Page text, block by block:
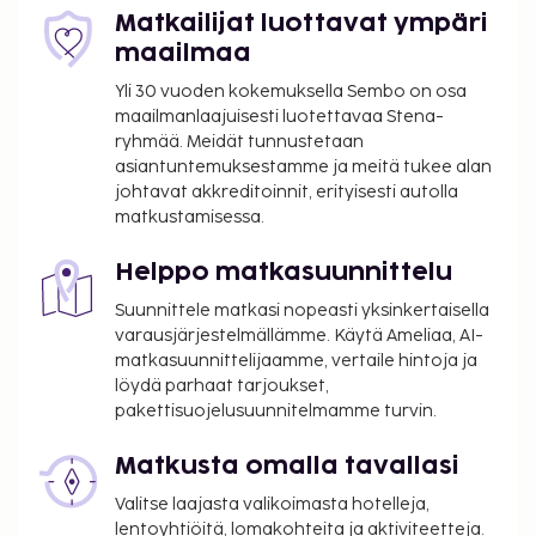
kuuluu myös ilmainen langaton internetyhteys ja
concierge-palvelut. Da Giovannino palvelee hotellin
kahvilan tarjonnan. Maksullinen mannermainen
aamiainen on tarjolla päivittäin kello 7.30–10.00.
Majoituspaikka on suljettu 10.3.2022–31.12.2022
(päivät saattavat muuttua). Majoituspaikka on
suljettu lokakuussa, joulukuussa, marraskuussa,
Majoituspaikka veloittaa seuraavat maksut:
Kaupungin perimä vero: 1.00 EUR per henkilö
per yö korkeintaan 5 yöstä. Tätä veroa ei peritä
alle 15 vuotta vanhoilta lapsilta.
ilmoittamat maksut.
Hotelli veloittaa seuraavat maksut ja takuumaksut
palvelun toimittamisen, sisään- tai
Matkailijat luottavat ympäri
maailmaa
Yli 30 vuoden kokemuksella Sembo on osa
maailmanlaajuisesti luotettavaa Stena-
ryhmää. Meidät tunnustetaan
asiantuntemuksestamme ja meitä tukee alan
johtavat akkreditoinnit, erityisesti autolla
matkustamisessa.
Helppo matkasuunnittelu
Suunnittele matkasi nopeasti yksinkertaisella
varausjärjestelmällämme. Käytä Ameliaa, AI-
matkasuunnittelijaamme, vertaile hintoja ja
löydä parhaat tarjoukset,
pakettisuojelusuunnitelmamme turvin.
Matkusta omalla tavallasi
Valitse laajasta valikoimasta hotelleja,
lentoyhtiöitä, lomakohteita ja aktiviteetteja.